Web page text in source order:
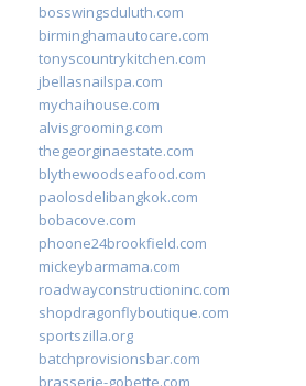
bosswingsduluth.com
birminghamautocare.com
tonyscountrykitchen.com
jbellasnailspa.com
mychaihouse.com
alvisgrooming.com
thegeorginaestate.com
blythewoodseafood.com
paolosdelibangkok.com
bobacove.com
phoone24brookfield.com
mickeybarmama.com
roadwayconstructioninc.com
shopdragonflyboutique.com
sportszilla.org
batchprovisionsbar.com
brasserie-gobette.com